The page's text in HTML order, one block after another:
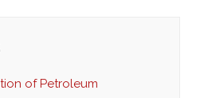
of Petroleum